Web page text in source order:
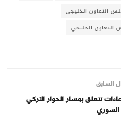
التعاون الخليجي
التعاون الخليجي
السابق
تتعلق بمسار الحوار التركي
السوري